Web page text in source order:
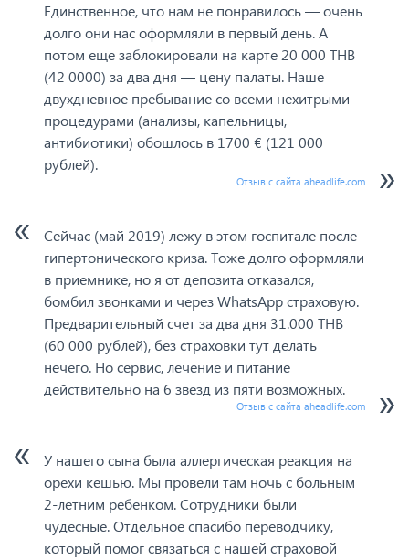
Единственное, что нам не понравилось — очень
долго они нас оформляли в первый день. А
потом еще заблокировали на карте 20 000 THB
(42 0000) за два дня — цену палаты. Наше
двухдневное пребывание со всеми нехитрыми
процедурами (анализы, капельницы,
антибиотики) обошлось в 1700 € (121 000
рублей).
Отзыв с сайта aheadlife.com
Сейчас (май 2019) лежу в этом госпитале после
гипертонического криза. Тоже долго оформляли
в приемнике, но я от депозита отказался,
бомбил звонками и через WhatsApp страховую.
Предварительный счет за два дня 31.000 THB
(60 000 рублей), без страховки тут делать
нечего. Но сервис, лечение и питание
действительно на 6 звезд из пяти возможных.
Отзыв с сайта aheadlife.com
У нашего сына была аллергическая реакция на
орехи кешью. Мы провели там ночь с больным
2-летним ребенком. Сотрудники были
чудесные. Отдельное спасибо переводчику,
который помог связаться с нашей страховой